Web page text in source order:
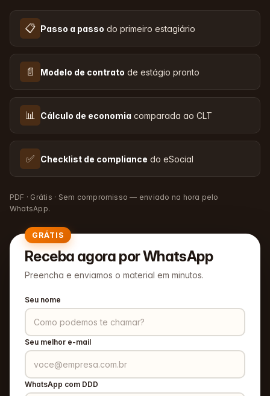
📋 Passo a passo do primeiro estagiário
📄 Modelo de contrato de estágio pronto
📊 Cálculo de economia comparada ao CLT
✅ Checklist de compliance do eSocial
PDF · Grátis · Sem compromisso — enviado na hora pelo
WhatsApp.
GRÁTIS
Receba agora por WhatsApp
Preencha e enviamos o material em minutos.
Seu nome
Seu melhor e-mail
WhatsApp com DDD